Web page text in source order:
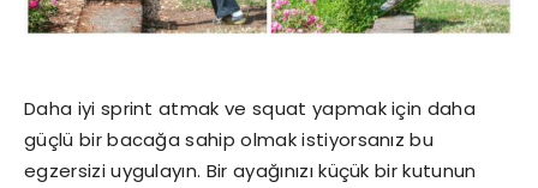
Daha iyi sprint atmak ve squat yapmak için daha
güçlü bir bacağa sahip olmak istiyorsanız bu
egzersizi uygulayın. Bir ayağınızı küçük bir kutunun